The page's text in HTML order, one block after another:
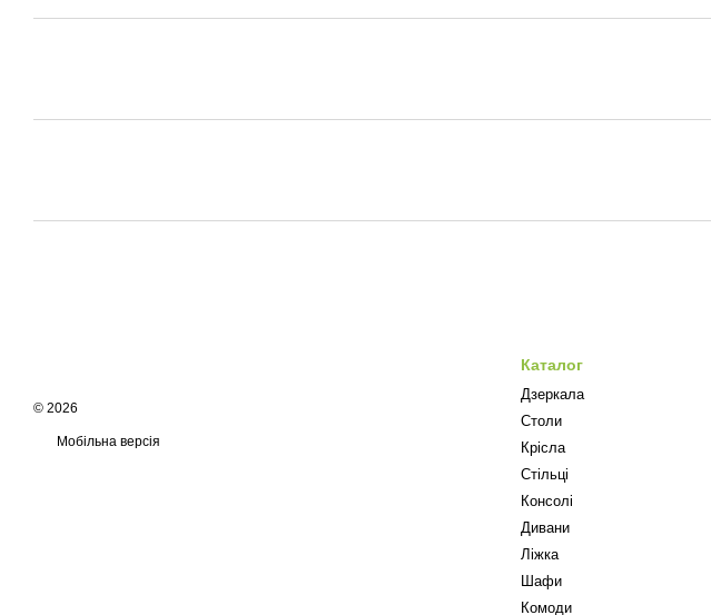
© 2026
Мобільна версія
Каталог
Дзеркала
Столи
Крісла
Стільці
Консолі
Дивани
Ліжка
Шафи
Комоди